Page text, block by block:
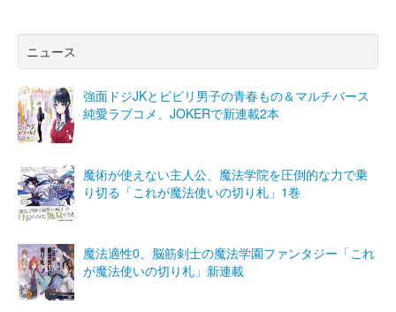
ニュース
強面ドジJKとビビリ男子の青春もの＆マルチバース
純愛ラブコメ、JOKERで新連載2本
魔術が使えない主人公、魔法学院を圧倒的な力で乗
り切る「これが魔法使いの切り札」1巻
魔法適性0、脳筋剣士の魔法学園ファンタジー「これ
が魔法使いの切り札」新連載